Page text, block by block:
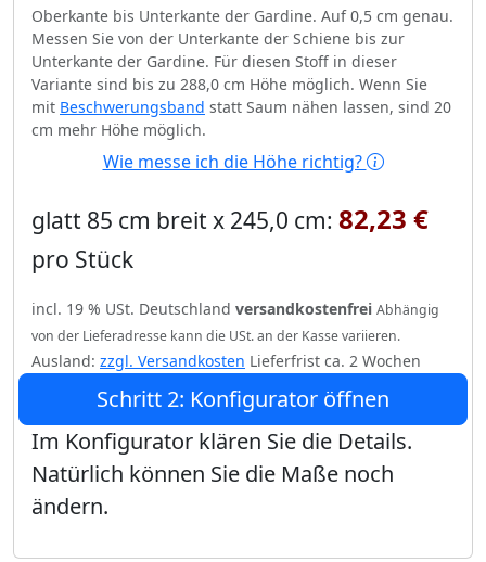
Oberkante bis Unterkante der Gardine. Auf 0,5 cm genau.
Messen Sie von der Unterkante der Schiene bis zur
Unterkante der Gardine. Für diesen Stoff in dieser
Variante sind bis zu 288,0 cm Höhe möglich. Wenn Sie
mit Beschwerungsband statt Saum nähen lassen, sind 20
cm mehr Höhe möglich.
Wie messe ich die Höhe richtig?
glatt 85 cm breit x 245,0 cm: 82,23 €
pro Stück
incl. 19 % USt. Deutschland versandkostenfrei Abhängig
von der Lieferadresse kann die USt. an der Kasse variieren.
Ausland: zzgl. Versandkosten Lieferfrist ca. 2 Wochen
Schritt 2: Konfigurator öffnen
Im Konfigurator klären Sie die Details.
Natürlich können Sie die Maße noch
ändern.